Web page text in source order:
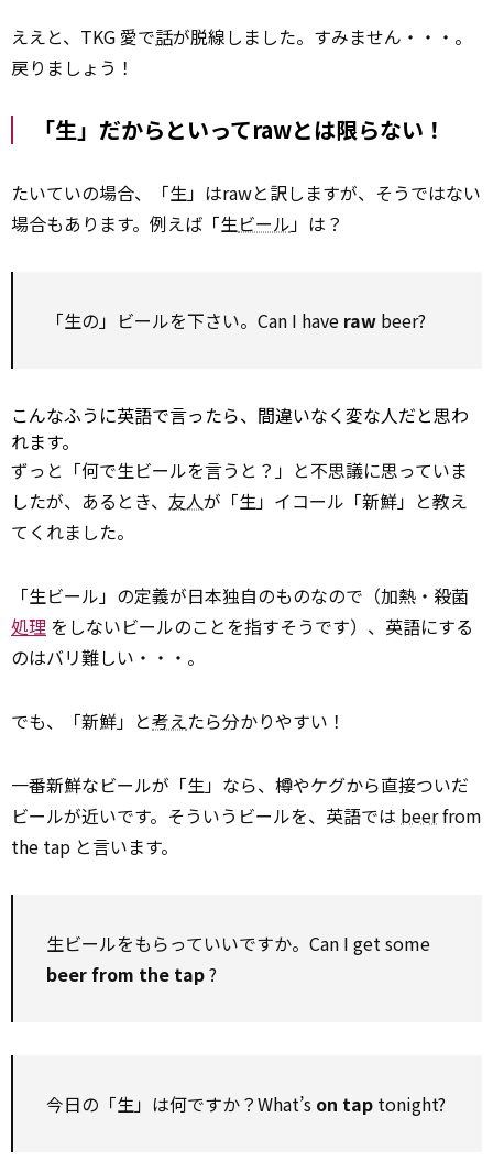
ええと、TKG 愛で話が脱線しました。すみません・・・。
戻りましょう！
「生」だからといってrawとは限らない！
たいていの場合、「生」はrawと訳しますが、そうではない
場合もあります。例えば「生ビール」は？
「生の」ビールを下さい。Can I have raw beer?
こんなふうに英語で言ったら、間違いなく変な人だと思わ
れます。
ずっと「何で生ビールを言うと？」と不思議に思っていま
したが、あるとき、 友人が「生」イコール「新鮮」と教え
てくれました。
「生ビール」の定義が日本独自のものなので（加熱・殺菌
処理 をしないビールのことを指すそうです）、英語にする
のはバリ難しい・・・。
でも、「新鮮」と考えたら分かりやすい！
一番新鮮なビールが「生」なら、樽やケグから直接ついだ
ビールが近いです。そういうビールを、英語では beerfrom
the tap と言います。
生ビールをもらっていいですか。Can I get some
beer from the tap?
今日の「生」は何ですか？What’s on tap tonight?